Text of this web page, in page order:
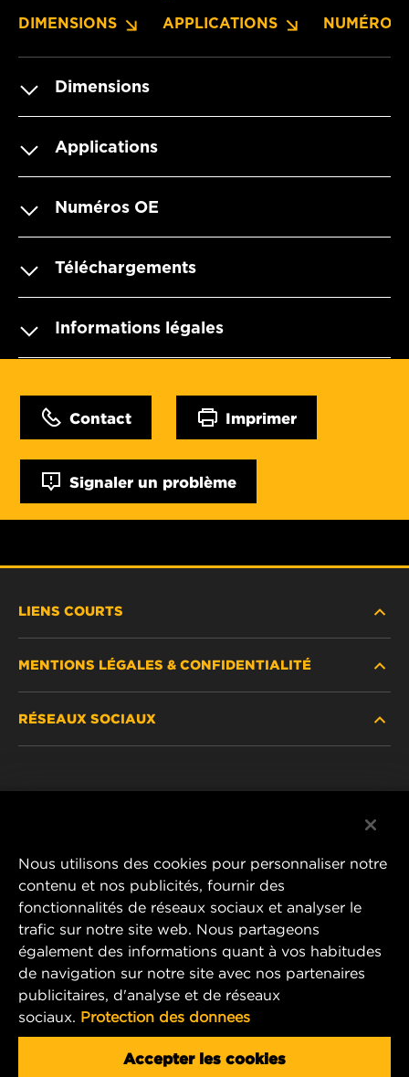
DIMENSIONS APPLICATIONS NUMÉROS
Dimensions
Applications
Numéros OE
Téléchargements
Informations légales
Contact Imprimer
Signaler un problème
LIENS COURTS
OÙ ACHETER
MENTIONS LÉGALES & CONFIDENTIALITÉ
RÉSEAUX SOCIAUX
MANN+HUMMEL FT Poland
ul. Wrocławska 145,
63-800 GOSTYŃ, POLAND
Tel. +48 65 572 89 00
E-mail:info@mann-hummel.com
MANN+HUMMEL GROUP
Nous utilisons des cookies pour personnaliser notre
contenu et nos publicités, fournir des
fonctionnalités de réseaux sociaux et analyser le
trafic sur notre site web. Nous partageons
également des informations quant à vos habitudes
de navigation sur notre site avec nos partenaires
publicitaires, d'analyse et de réseaux
sociaux. Protection des donnees
Accepter les cookies